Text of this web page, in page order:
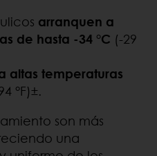
arranquen a
de hasta -34 °C (-29
altas temperaturas
°F)±.
son más
una